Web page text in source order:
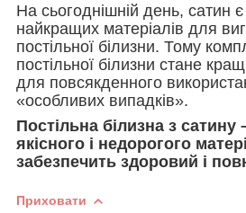
На сьогоднішній день, сатин
найкращих матеріалів для
постільної білизни. Тому
постільної білизни стане
для повсякденного
«особливих випадків».
Постільна білизна з сатину
якісного і недорогого
забезпечить здоровий і
Приховати